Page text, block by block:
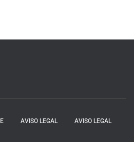
AVISO LEGAL AVISO LEGAL